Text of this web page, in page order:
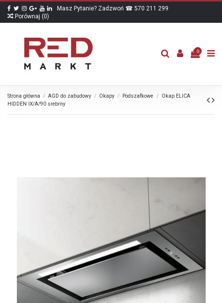
Masz Pytanie? Zadzwoń ☎ 570 211 299
Porównaj (0)
0
Strona główna AGD do zabudowy Okapy Podszafkowe
Okap ELICA
HIDDEN IX/A/90 srebrny